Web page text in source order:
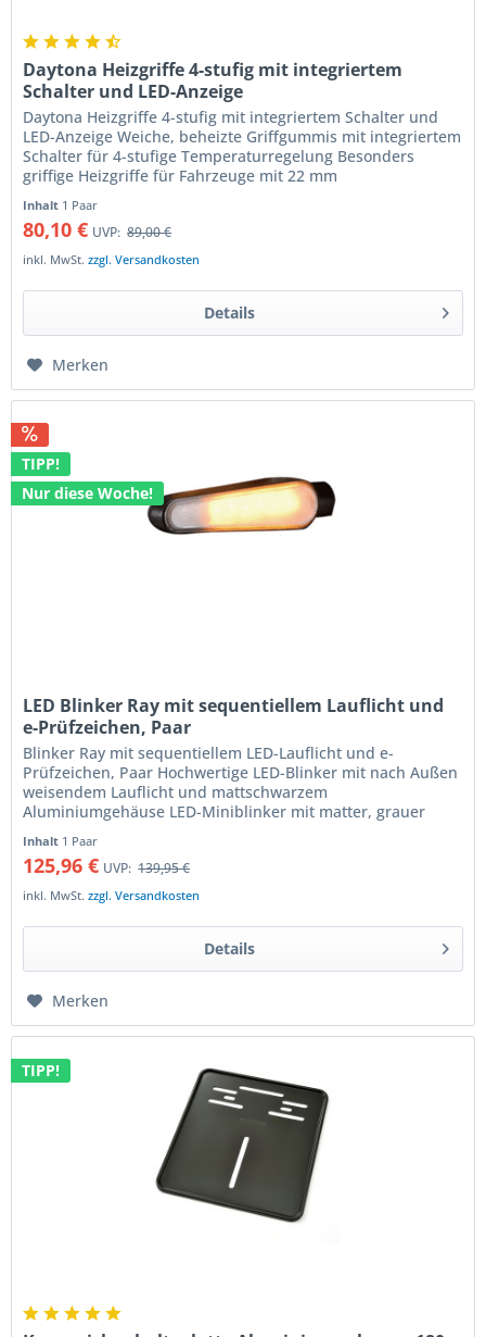
Daytona Heizgriffe 4-stufig mit integriertem
Schalter und LED-Anzeige
Daytona Heizgriffe 4-stufig mit integriertem Schalter und
LED-Anzeige Weiche, beheizte Griffgummis mit integriertem
Schalter für 4-stufige Temperaturregelung Besonders
griffige Heizgriffe für Fahrzeuge mit 22 mm
Inhalt 1 Paar
80,10 € UVP: 89,00 €
inkl. MwSt.zzgl. Versandkosten
Details
Merken
TIPP!
Nur diese Woche!
LED Blinker Ray mit sequentiellem Lauflicht und
e-Prüfzeichen, Paar
Blinker Ray mit sequentiellem LED-Lauflicht und e-
Prüfzeichen, Paar Hochwertige LED-Blinker mit nach Außen
weisendem Lauflicht und mattschwarzem
Aluminiumgehäuse LED-Miniblinker mit matter, grauer
Inhalt 1 Paar
125,96 € UVP: 139,95 €
inkl. MwSt.zzgl. Versandkosten
Details
Merken
TIPP!